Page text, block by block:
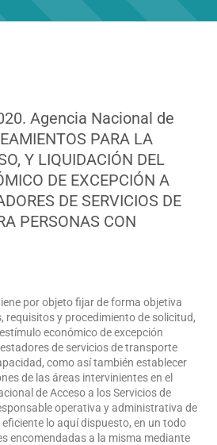
Agencia Nacional de
PARA LA
Y LIQUIDACIÓN DEL
DE EXCEPCIÓN A
DE SERVICIOS DE
PERSONAS CON
por objeto fijar de forma objetiva
requisitos y procedimiento de solicitud,
económico de excepción
de servicios de transporte
como así también establecer
de las áreas intervinientes en el
de Acceso a los Servicios de
operativa y administrativa de
eficiente lo aquí dispuesto, en un todo
encomendadas a la misma mediante